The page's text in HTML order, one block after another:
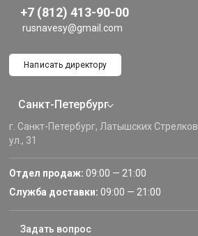
+7 (812) 413-90-00
rusnavesy@gmail.com
Написать директору
Санкт-Петербург
г. Санкт-Петербург, Латышских Стрелков
ул., 31
Отдел продаж: 09:00 — 21:00
Служба доставки: 09:00 — 21:00
Задать вопрос